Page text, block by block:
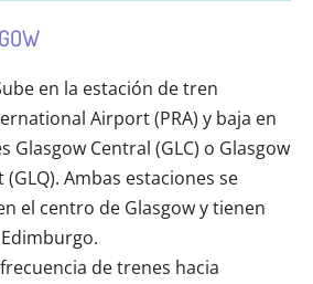
en la estación de tren
Airport (PRA) y baja en
Glasgow Central (GLC) o Glasgow
(GLQ). Ambas estaciones se
el centro de Glasgow y tienen
de trenes hacia